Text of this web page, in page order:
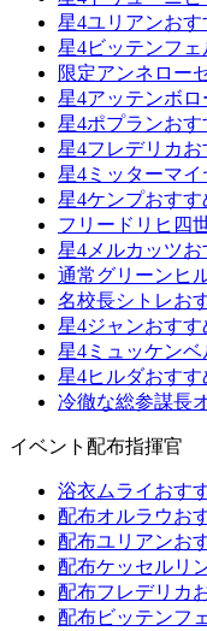
星4ユリアンお
星4ビッテンフ
限定アンネロー
星4アッテンボ
星4ポプランお
星4フレデリカ
星4ミッターマ
星4ケンプおすす
フリードリヒ四
星4メルカッツ
通常グリーンヒ
名校長シトレお
星4ジャンおすす
星4ミュッケン
星4ヒルダおすす
冷徹な総参謀長
イベント配布指揮官
浴衣ムライおす
配布オルラウお
配布ユリアンお
配布ケッセルリ
配布フレデリカ
配布ビッテンフ